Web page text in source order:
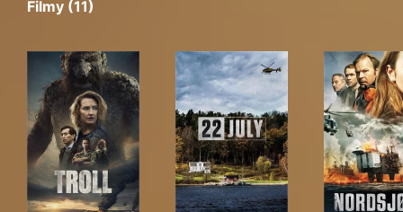
Filmy (11)